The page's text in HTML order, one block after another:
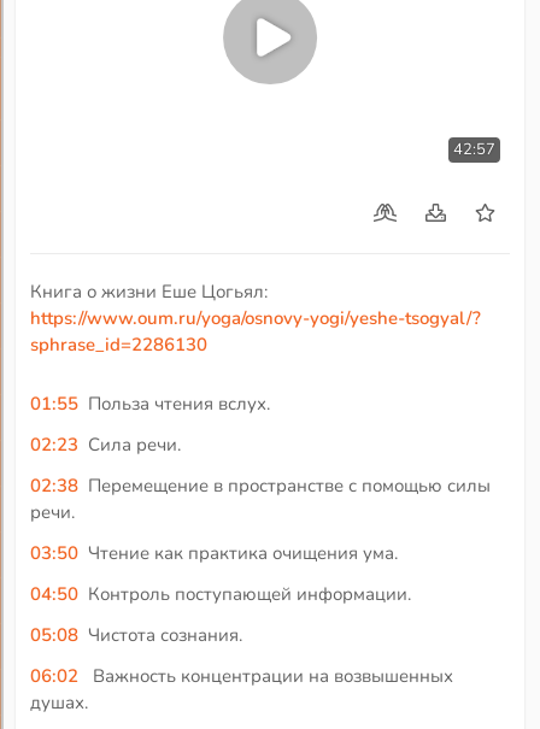
42:57
Книга о жизни Еше Цогьял:
https://www.oum.ru/yoga/osnovy-yogi/yeshe-tsogyal/?
sphrase_id=2286130
01:55 Польза чтения вслух.
02:23 Сила речи.
02:38 Перемещение в пространстве с помощью силы
речи.
03:50 Чтение как практика очищения ума.
04:50 Контроль поступающей информации.
05:08 Чистота сознания.
06:02
Важность концентрации на возвышенных
душах.